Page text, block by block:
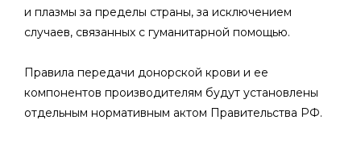
и плазмы за пределы страны, за исключением
случаев, связанных с гуманитарной помощью.
Правила передачи донорской крови и ее
компонентов производителям будут установлены
отдельным нормативным актом Правительства РФ.